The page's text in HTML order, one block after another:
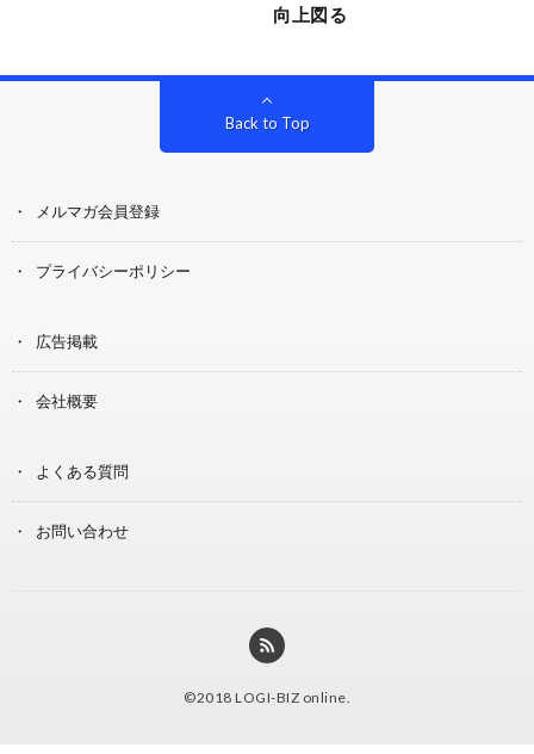
向上図る
Back to Top
メルマガ会員登録
プライバシーポリシー
広告掲載
会社概要
よくある質問
お問い合わせ
©2018 LOGI-BIZ online